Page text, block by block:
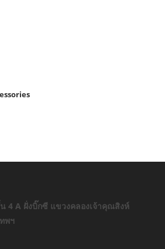
4 A ฝั่งบิ๊กซี แขวงคลองเจ้าคุณสิงห์
พฯ